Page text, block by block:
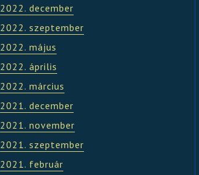
2022. december
2022. szeptember
2022. május
2022. április
2022. március
2021. december
2021. november
2021. szeptember
2021. február